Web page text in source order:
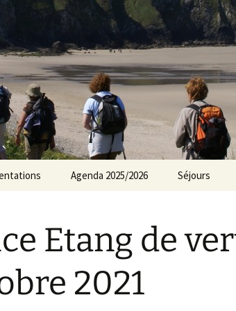
Agenda 2025/2026
Agenda 2023/2024
Agenda 2022/2023
Séjours
Etang de
2021